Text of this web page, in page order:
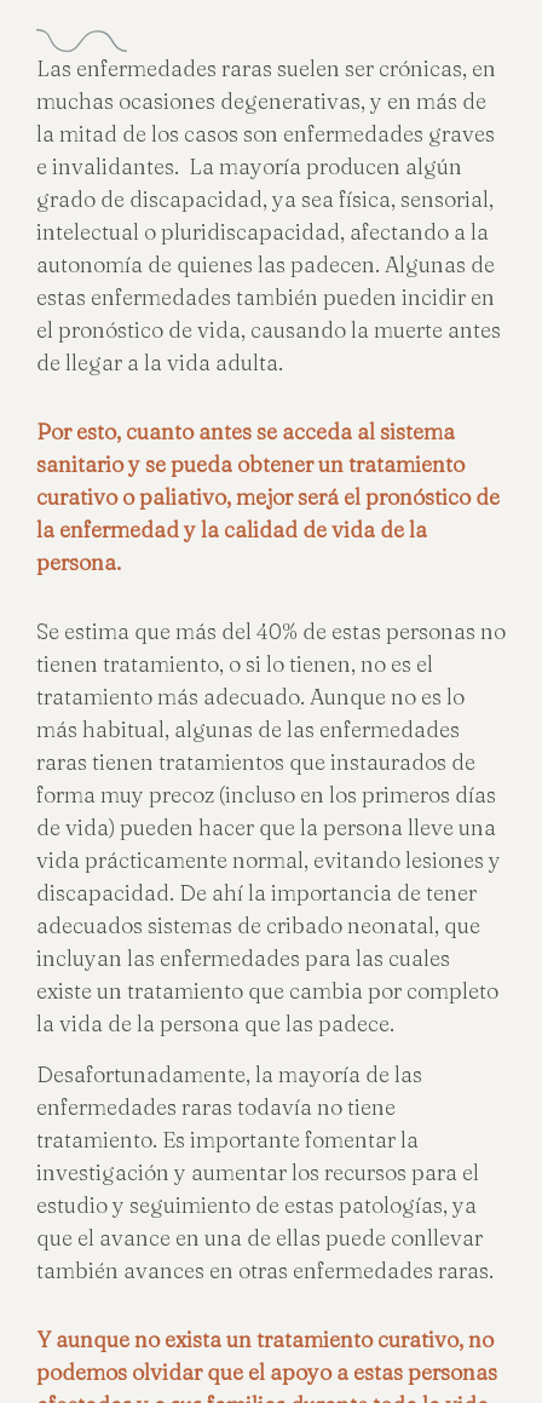
Las enfermedades raras suelen ser crónicas, en
muchas ocasiones degenerativas, y en más de
la mitad de los casos son enfermedades graves
e invalidantes. La mayoría producen algún
grado de discapacidad, ya sea física, sensorial,
intelectual o pluridiscapacidad, afectando a la
autonomía de quienes las padecen. Algunas de
estas enfermedades también pueden incidir en
el pronóstico de vida, causando la muerte antes
de llegar a la vida adulta.
Por esto, cuanto antes se acceda al sistema
sanitario y se pueda obtener un tratamiento
curativo o paliativo, mejor será el pronóstico de
la enfermedad y la calidad de vida de la
persona.
Se estima que más del 40% de estas personas no
tienen tratamiento, o si lo tienen, no es el
tratamiento más adecuado. Aunque no es lo
más habitual, algunas de las enfermedades
raras tienen tratamientos que instaurados de
forma muy precoz (incluso en los primeros días
de vida) pueden hacer que la persona lleve una
vida prácticamente normal, evitando lesiones y
discapacidad. De ahí la importancia de tener
adecuados sistemas de cribado neonatal, que
incluyan las enfermedades para las cuales
existe un tratamiento que cambia por completo
la vida de la persona que las padece.
Desafortunadamente, la mayoría de las
enfermedades raras todavía no tiene
tratamiento. Es importante fomentar la
investigación y aumentar los recursos para el
estudio y seguimiento de estas patologías, ya
que el avance en una de ellas puede conllevar
también avances en otras enfermedades raras.
Y aunque no exista un tratamiento curativo, no
podemos olvidar que el apoyo a estas personas